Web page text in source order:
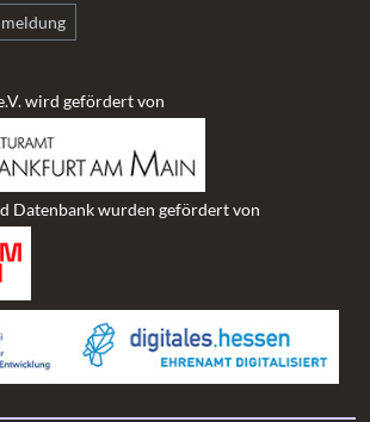
wird gefördert von
Datenbank wurden gefördert von